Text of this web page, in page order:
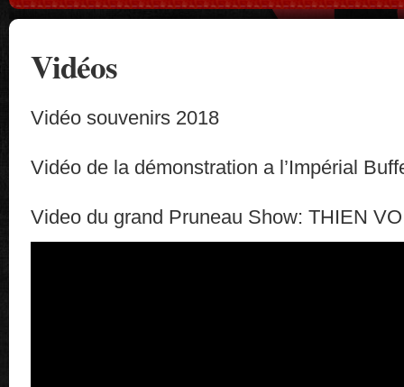
Vidéos
Vidéo souvenirs 2018
Vidéo de la démonstration a l’Impérial
Video du grand Pruneau Show: THIEN